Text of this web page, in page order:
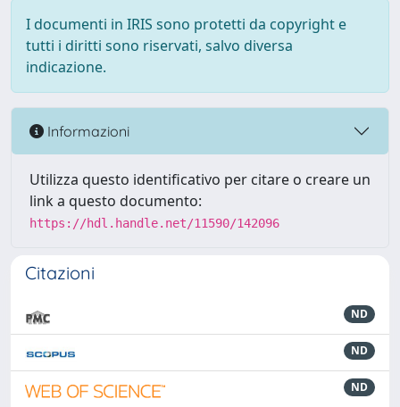
I documenti in IRIS sono protetti da copyright e
tutti i diritti sono riservati, salvo diversa
indicazione.
Informazioni
Utilizza questo identificativo per citare o creare un
link a questo documento:
https://hdl.handle.net/11590/142096
Citazioni
ND
ND
ND